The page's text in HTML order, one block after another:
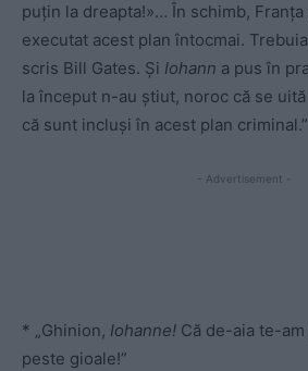
puțin la dreapta!»… În schimb, Franța
executat acest plan întocmai.
scris Bill Gates. Și Iohann a pus în
la început n-au știut, noroc că se
că sunt incluși în acest plan criminal.”
- Advertisement -
* „Ghinion, Iohanne! Că de-aia te-
peste gioale!”